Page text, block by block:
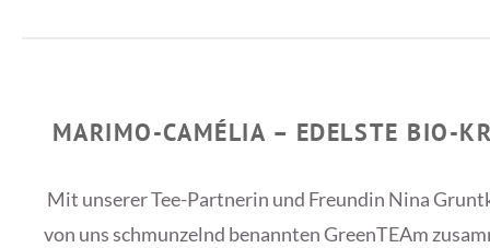
MARIMO-CAMÉLIA – EDELSTE BIO-
Mit unserer Tee-Partnerin und Freundin Nina
von uns schmunzelnd benannten GreenTEAm